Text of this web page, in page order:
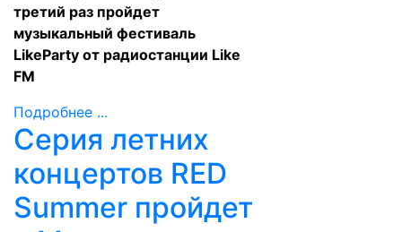
третий раз пройдет
музыкальный фестиваль
LikeParty от радиостанции Like
FM
Подробнее ...
Серия летних
концертов RED
Summer пройдет